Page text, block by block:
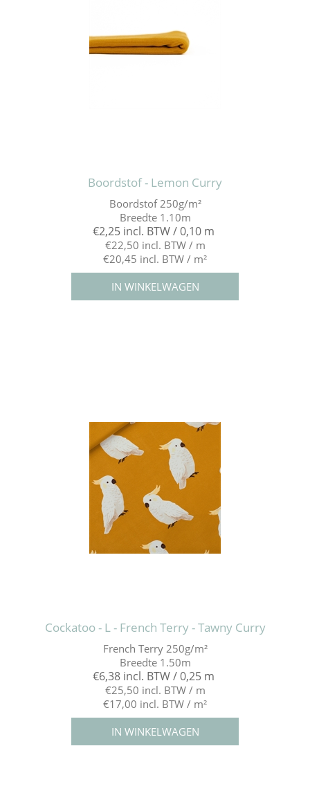
Boordstof - Lemon Curry
Boordstof 250g/m²
Breedte 1.10m
€2,25 incl. BTW / 0,10 m
€22,50 incl. BTW / m
€20,45 incl. BTW / m²
Cockatoo - L - French Terry - Tawny Curry
French Terry 250g/m²
Breedte 1.50m
€6,38 incl. BTW / 0,25 m
€25,50 incl. BTW / m
€17,00 incl. BTW / m²